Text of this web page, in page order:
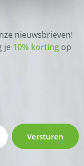
nieuwsbrieven!
je 10% korting op
Versturen